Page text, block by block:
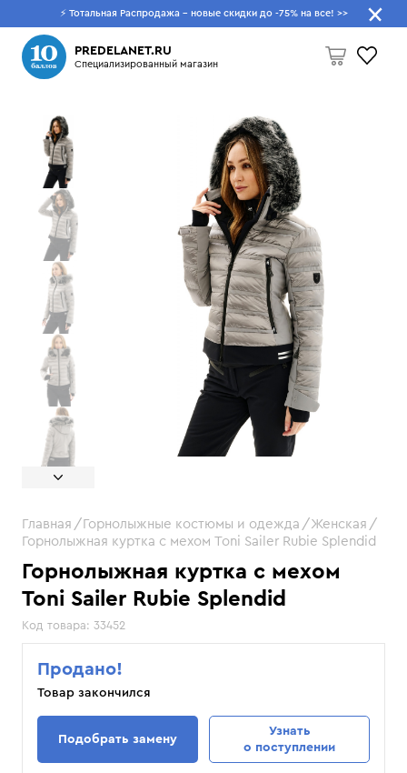
⚡ Тотальная Распродажа - новые скидки до -75% на все! >>
PREDELANET.RU
Специализированный магазин
Пусто
Что будем искать?
Горнолыжная куртка с мехом
Toni Sailer Rubie Splendid
Код товара: 33452
Главная Горнолыжные костюмы и одежда
Женская
Горнолыжная куртка с мехом Toni Sailer Rubie Splendid
Продано!
Товар закончился
Подобрать замену
Узнать
о поступлении